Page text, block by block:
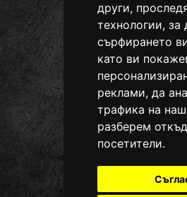
други,
технологии,
сърфирането
като ви
реклами, да
трафика на
разберем
посетители.